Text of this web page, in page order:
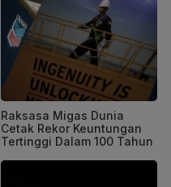
Raksasa Migas Dunia
Cetak Rekor Keuntungan
Tertinggi Dalam 100 Tahun